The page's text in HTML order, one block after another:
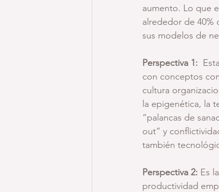
aumento. Lo que
alrededor de 40%
sus modelos de
Perspectiva 1:
con conceptos
cultura
la epigenética, la
“palancas de
out” y
también
Perspectiva 2: Es
productividad